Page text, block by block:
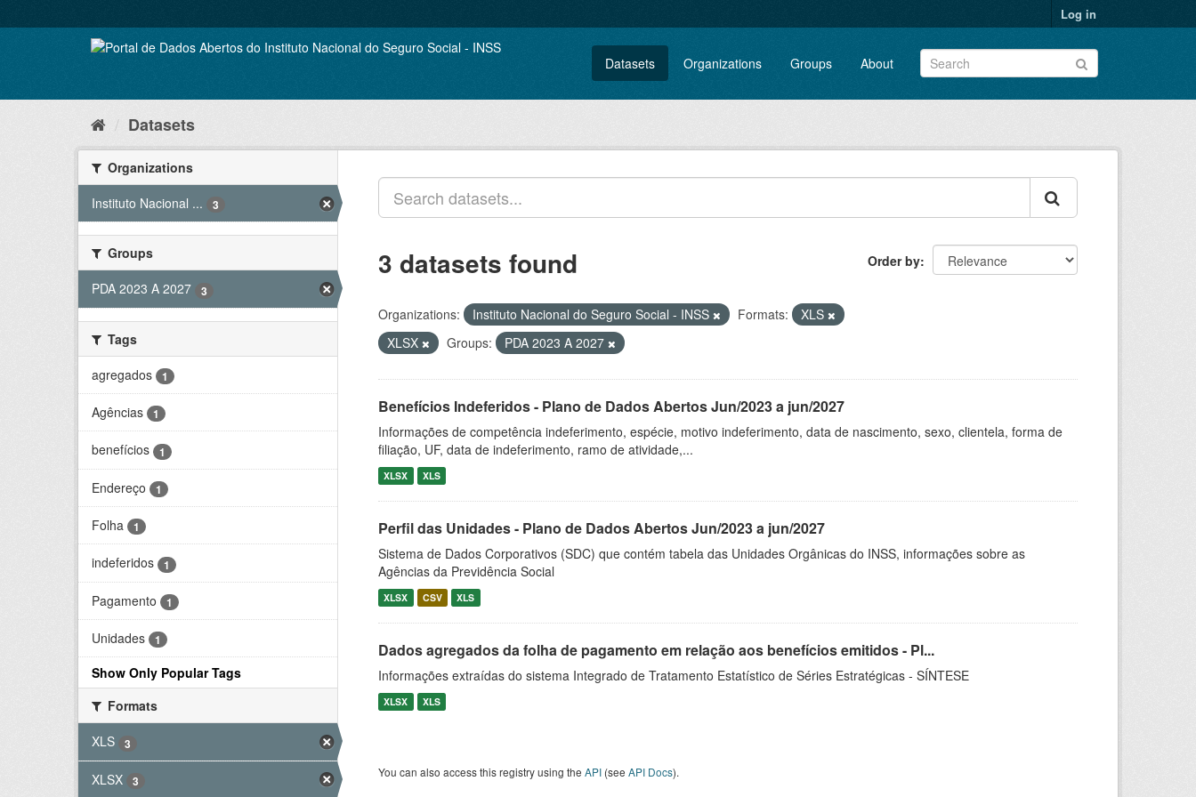
to
Log in
Datasets Organizations Groups About
Datasets
Organizations
Instituto Nacional ...
3
Groups
PDA 2023 A 2027
3
Tags
agregados
1
Agências 1
benefícios 1
Endereço 1
Folha 1
indeferidos 1
Pagamento 1
Unidades 1
Show Only Popular Tags
Formats
XLS
3
XLSX 3
Order by
3 datasets found
Organizations: Instituto Nacional do Seguro Social - INSS Formats:
XLS
XLSX
Groups: PDA 2023 A 2027
Benefícios Indeferidos - Plano de Dados Abertos Jun/2023 a jun/2027
Informações de competência indeferimento, espécie, motivo indeferimento, data de nascimento, sexo, clientela, forma de
filiação, UF, data de indeferimento, ramo de atividade,...
XLSX XLS
Perfil das Unidades - Plano de Dados Abertos Jun/2023 a jun/2027
Sistema de Dados Corporativos (SDC) que contém tabela das Unidades Orgânicas do INSS, informações sobre as
Agências da Previdência Social
XLSX CSV XLS
Dados agregados da folha de pagamento em relação aos benefícios emitidos - Pl...
Informações extraídas do sistema Integrado de Tratamento Estatístico de Séries Estratégicas - SÍNTESE
XLSX XLS
You can also access this registry using the API (see API Docs).